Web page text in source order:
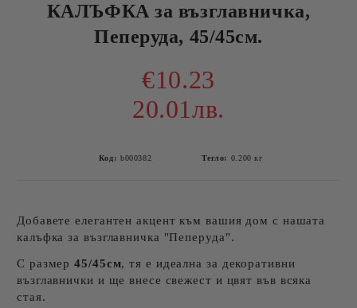
КАЛЪФКА за възглавничка,
Пеперуда, 45/45см.
€10.23
20.01лв.
Код: b000382 Тегло: 0.200 кг
Добавете елегантен акцент към вашия дом с нашата
калъфка за възглавничка "Пеперуда".
С размер45/45см, тя е идеална за декоративни
възглавнички и ще внесе свежест и цвят във всяка
стая.